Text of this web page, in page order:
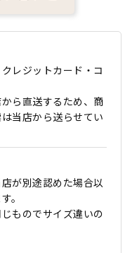
レジットカード・コ
ら直送するため、商
当店から送らせてい
が別途認めた場合以
。
ものでサイズ違いの